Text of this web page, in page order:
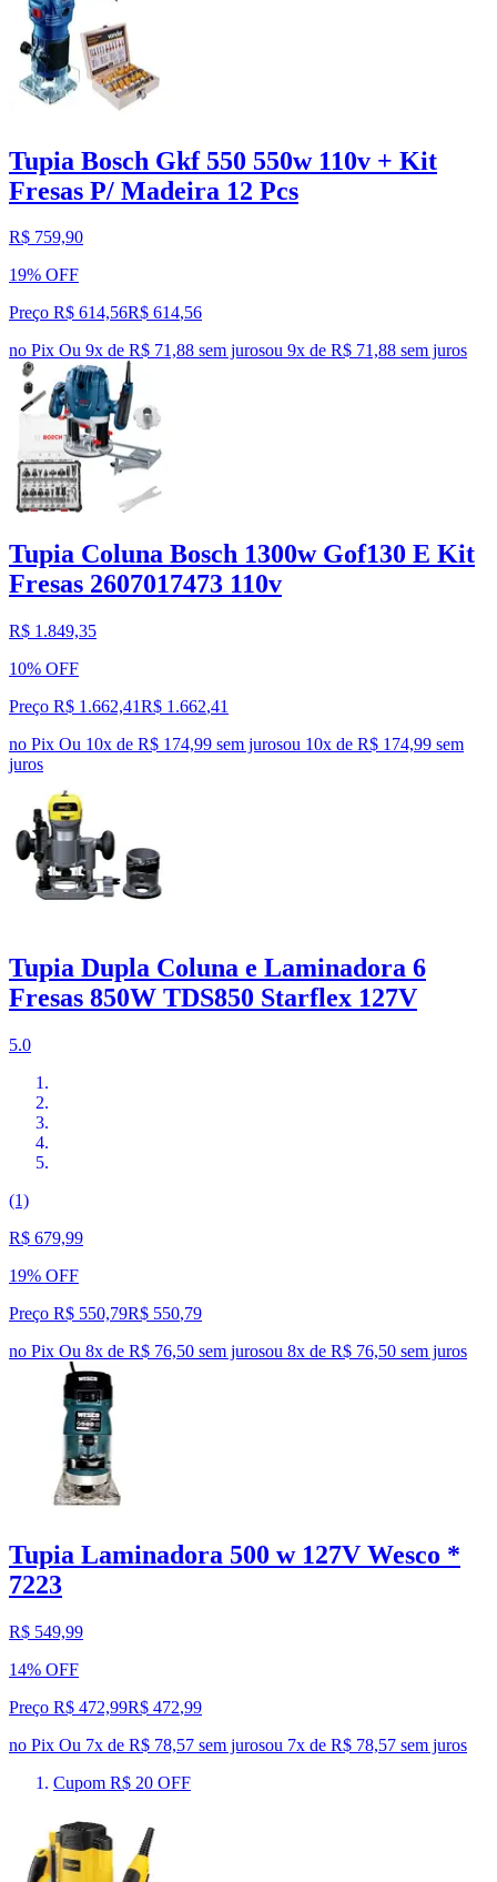
Tupia Bosch Gkf 550 550w 110v + Kit
Fresas P/ Madeira 12 Pcs
R$ 759,90
19% OFF
Preço R$ 614,56R$ 614,56
no Pix Ou 9x de R$ 71,88 sem jurosou 9x de R$ 71,88 sem juros
Tupia Coluna Bosch 1300w Gof130 E Kit
Fresas 2607017473 110v
R$ 1.849,35
10% OFF
Preço R$ 1.662,41R$ 1.662,41
no Pix Ou 10x de R$ 174,99 sem jurosou 10x de R$ 174,99 sem
juros
Tupia Dupla Coluna e Laminadora 6
Fresas 850W TDS850 Starflex 127V
5.0
(1)
R$ 679,99
19% OFF
Preço R$ 550,79R$ 550,79
no Pix Ou 8x de R$ 76,50 sem jurosou 8x de R$ 76,50 sem juros
Tupia Laminadora 500 w 127V Wesco *
7223
R$ 549,99
14% OFF
Preço R$ 472,99R$ 472,99
no Pix Ou 7x de R$ 78,57 sem jurosou 7x de R$ 78,57 sem juros
Cupom R$ 20 OFF